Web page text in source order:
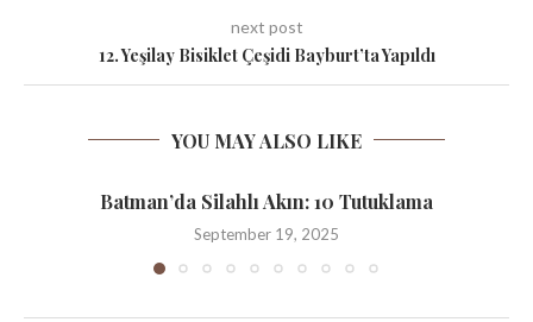
next post
12. Yeşilay Bisiklet Çeşidi Bayburt’ta Yapıldı
YOU MAY ALSO LIKE
Batman’da Silahlı Akın: 10 Tutuklama
September 19, 2025